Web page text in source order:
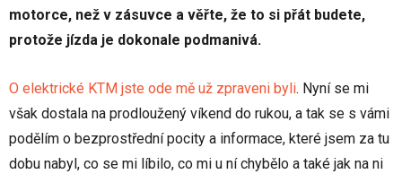
motorce, než v zásuvce a věřte, že to si přát budete,
protože jízda je dokonale podmanivá.
O elektrické KTM jste ode mě už zpraveni byli. Nyní se mi
však dostala na prodloužený víkend do rukou, a tak se s vámi
podělím o bezprostřední pocity a informace, které jsem za tu
dobu nabyl, co se mi líbilo, co mi u ní chybělo a také jak na ni